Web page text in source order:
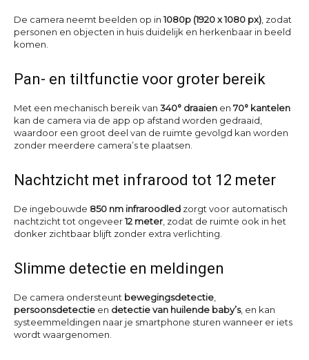
De camera neemt beelden op in 1080p (1920 x 1080 px) , zodat
personen en objecten in huis duidelijk en herkenbaar in beeld
komen.
Pan- en tiltfunctie voor groter bereik
Met een mechanisch bereik van 340° draaien en 70° kantelen
kan de camera via de app op afstand worden gedraaid,
waardoor een groot deel van de ruimte gevolgd kan worden
zonder meerdere camera’s te plaatsen.
Nachtzicht met infrarood tot 12 meter
De ingebouwde 850 nm infraroodled zorgt voor automatisch
nachtzicht tot ongeveer12 meter , zodat de ruimte ook in het
donker zichtbaar blijft zonder extra verlichting.
Slimme detectie en meldingen
De camera ondersteunt bewegingsdetectie
persoonsdetectie en detectie van huilende baby’s, en kan
systeemmeldingen naar je smartphone sturen wanneer er iets
wordt waargenomen.